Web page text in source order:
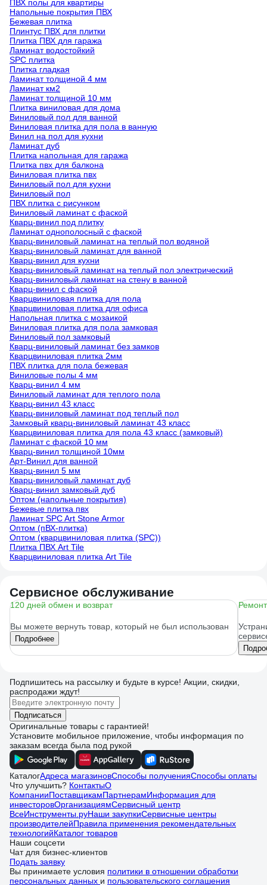
ПВХ полы для квартиры
Напольные покрытия ПВХ
Бежевая плитка
Плинтус ПВХ для плитки
Плитка ПВХ для гаража
Ламинат водостойкий
SPC плитка
Плитка гладкая
Ламинат толщиной 4 мм
Ламинат км2
Ламинат толщиной 10 мм
Плитка виниловая для дома
Виниловый пол для ванной
Виниловая плитка для пола в ванную
Винил на пол для кухни
Ламинат дуб
Плитка напольная для гаража
Плитка пвх для балкона
Виниловая плитка пвх
Виниловый пол для кухни
Виниловый пол
ПВХ плитка с рисунком
Виниловый ламинат с фаской
Кварц-винил под плитку
Ламинат однополосный с фаской
Кварц-виниловый ламинат на теплый пол водяной
Кварц-виниловый ламинат для ванной
Кварц-винил для кухни
Кварц-виниловый ламинат на теплый пол электрический
Кварц-виниловый ламинат на стену в ванной
Кварц-винил с фаской
Кварцвиниловая плитка для пола
Кварцвиниловая плитка для офиса
Напольная плитка с мозаикой
Виниловая плитка для пола замковая
Виниловый пол замковый
Кварц-виниловый ламинат без замков
Кварцвиниловая плитка 2мм
ПВХ плитка для пола бежевая
Виниловые полы 4 мм
Кварц-винил 4 мм
Виниловый ламинат для теплого пола
Кварц-винил 43 класс
Кварц-виниловый ламинат под теплый пол
Замковый кварц-виниловый ламинат 43 класс
Кварцвиниловая плитка для пола 43 класс (замковый)
Ламинат с фаской 10 мм
Кварц-винил толщиной 10мм
Арт-Винил для ванной
Кварц-винил 5 мм
Кварц-виниловый ламинат дуб
Кварц-винил замковый дуб
Оптом (напольные покрытия)
Бежевые плитка пвх
Ламинат SPC Art Stone Armor
Оптом (пВХ-плитка)
Оптом (кварцвиниловая плитка (SPC))
Плитка ПВХ Art Tile
Кварцвиниловая плитка Art Tile
Сервисное обслуживание
120 дней обмен и возврат
Вы можете вернуть товар, который не был использован
Подробнее
Подпишитесь на рассылку и будьте в курсе! Акции, скидки,
распродажи ждут!
Подписаться
Оригинальные товары с гарантией!
Установите мобильное приложение, чтобы информация по
заказам всегда была под рукой
КаталогАдреса магазиновСпособы полученияСпособы оплаты
Что улучшить? КонтактыО
КомпанииПоставщикамПартнерамИнформация для
инвесторовОрганизациямСервисный центр
ВсеИнструменты.руНаши закупкиСервисные центры
производителейПравила применения рекомендательных
технологийКаталог товаров
Наши соцсети
Чат для бизнес-клиентов
Подать заявку
Вы принимаете условия политики в отношении обработки
персональных данных и пользовательского соглашения